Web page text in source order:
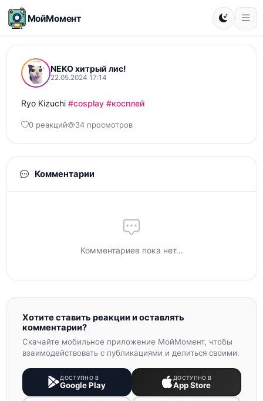
МойМомент
NEKO хитрый лис!
22.05.2024 17:14
Ryo Kizuchi #cosplay #косплей
0 реакций 34 просмотров
Комментарии
Комментариев пока нет...
Хотите ставить реакции и оставлять
комментарии?
Скачайте мобильное приложение МойМомент, чтобы
взаимодействовать с публикациями и делиться своими.
ДОСТУПНО В
Google Play
ДОСТУПНО В
App Store